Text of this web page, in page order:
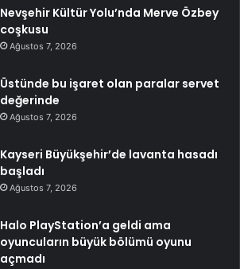
Nevşehir Kültür Yolu’nda Merve Özbey
coşkusu
Ağustos 7, 2026
Üstünde bu işaret olan paralar servet
değerinde
Ağustos 7, 2026
Kayseri Büyükşehir’de lavanta hasadı
başladı
Ağustos 7, 2026
Halo PlayStation’a geldi ama
oyuncuların büyük bölümü oyunu
açmadı